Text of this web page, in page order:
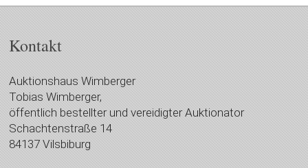
Kontakt
Auktionshaus Wimberger
Tobias Wimberger,
öffentlich bestellter und vereidigter Auktionator
Schachtenstraße 14
84137 Vilsbiburg